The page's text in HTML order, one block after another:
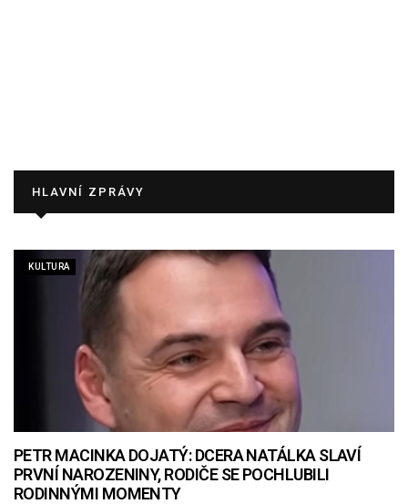
HLAVNÍ ZPRÁVY
KULTURA
PETR MACINKA DOJATÝ: DCERA NATÁLKA SLAVÍ
PRVNÍ NAROZENINY, RODIČE SE POCHLUBILI
RODINNÝMI MOMENTY